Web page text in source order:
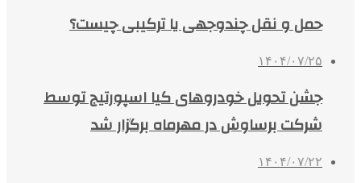
حمل و نقل چندوجهی یا ترکیبی چیست؟
۱۴۰۴/۰۷/۲۵
جشن تحویل خودروهای کیا اسپورتیج توسط
شرکت برساوش در مهرماه برگزار شد
۱۴۰۴/۰۷/۲۲